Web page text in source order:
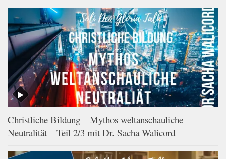
Christliche Bildung – Mythos weltanschauliche
Neutralität – Teil 2/3 mit Dr. Sacha Walicord